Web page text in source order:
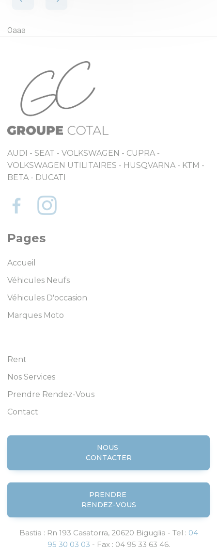
0aaa
AUDI - SEAT - VOLKSWAGEN - CUPRA -
VOLKSWAGEN UTILITAIRES - HUSQVARNA - KTM -
BETA - DUCATI
Pages
Accueil
Véhicules Neufs
Véhicules D'occasion
Marques Moto
Rent
Nos Services
Prendre Rendez-Vous
Contact
NOUS
CONTACTER
PRENDRE
RENDEZ-VOUS
Bastia : Rn 193 Casatorra, 20620 Biguglia - Tel : 04
95 30 03 03 - Fax : 04 95 33 63 46.